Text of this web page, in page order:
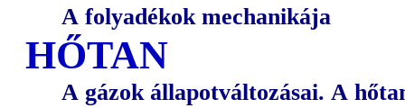
A folyadékok mechanikája
HŐTAN
A gázok állapotváltozásai. A